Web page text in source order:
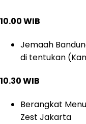
10.00 WIB
Jemaah
di tentukan
10.30 WIB
Berangkat
Zest Jakarta